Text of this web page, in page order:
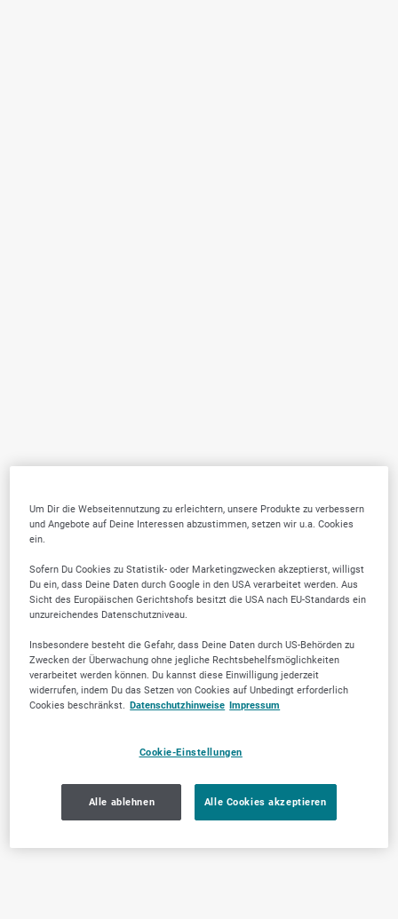
Um Dir die Webseitennutzung zu erleichtern, unsere Produkte zu verbessern
und Angebote auf Deine Interessen abzustimmen, setzen wir u.a. Cookies
ein.
Sofern Du Cookies zu Statistik- oder Marketingzwecken akzeptierst, willigst
Du ein, dass Deine Daten durch Google in den USA verarbeitet werden. Aus
Sicht des Europäischen Gerichtshofs besitzt die USA nach EU-Standards ein
unzureichendes Datenschutzniveau.
Insbesondere besteht die Gefahr, dass Deine Daten durch US-Behörden zu
Zwecken der Überwachung ohne jegliche Rechtsbehelfsmöglichkeiten
verarbeitet werden können. Du kannst diese Einwilligung jederzeit
widerrufen, indem Du das Setzen von Cookies auf Unbedingt erforderlich
Cookies beschränkst. Datenschutzhinweise Impressum
Cookie-Einstellungen
Alle ablehnen Alle Cookies akzeptieren